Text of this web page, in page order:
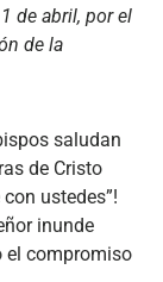
de abril, por el
de la
saludan
de Cristo
ustedes”!
inunde
el compromiso